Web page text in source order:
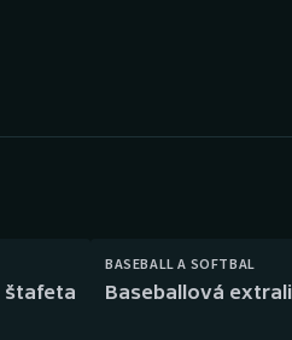
Gymnastika
štafeta
BASEBALL A SOFTBAL
Baseballová